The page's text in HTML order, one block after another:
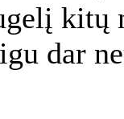
dar